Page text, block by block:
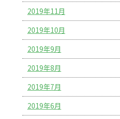
2019年11月
2019年10月
2019年9月
2019年8月
2019年7月
2019年6月